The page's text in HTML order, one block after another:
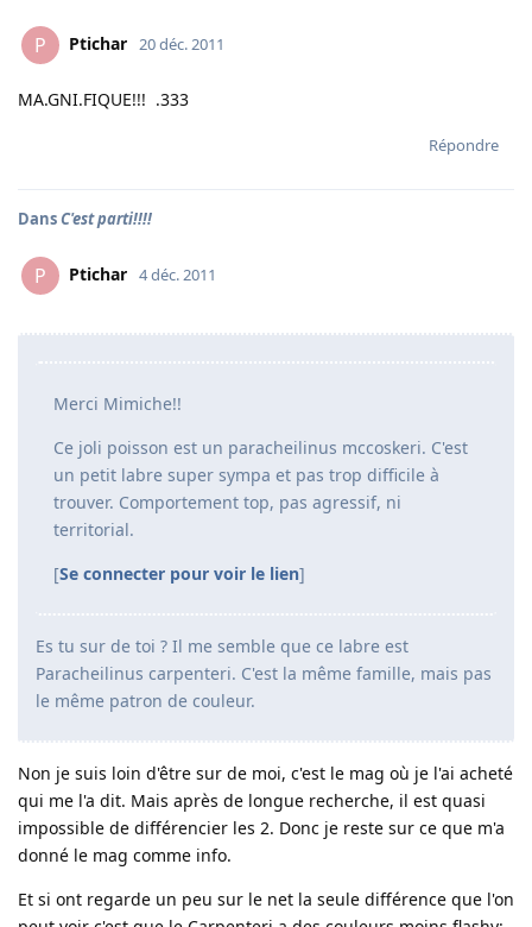
P Ptichar 20 déc. 2011
MA.GNI.FIQUE!!! .333
Répondre
DansC'est parti!!!!
P Ptichar 4 déc. 2011
Merci Mimiche!!
Ce joli poisson est un paracheilinus mccoskeri. C'est
un petit labre super sympa et pas trop difficile à
trouver. Comportement top, pas agressif, ni
territorial.
[Se connecter pour voir le lien]
Es tu sur de toi ? Il me semble que ce labre est
Paracheilinus carpenteri. C'est la même famille, mais pas
le même patron de couleur.
Non je suis loin d'être sur de moi, c'est le mag où je l'ai acheté
qui me l'a dit. Mais après de longue recherche, il est quasi
impossible de différencier les 2. Donc je reste sur ce que m'a
donné le mag comme info.
Et si ont regarde un peu sur le net la seule différence que l'on